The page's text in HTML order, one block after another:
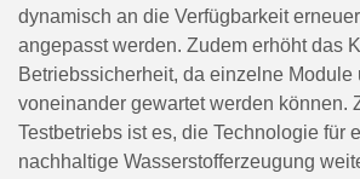
dynamisch an die Verfügbarkeit
angepasst werden. Zudem erhöht das
Betriebssicherheit, da einzelne Module
voneinander gewartet werden können.
Testbetriebs ist es, die Technologie für
nachhaltige Wasserstofferzeugung